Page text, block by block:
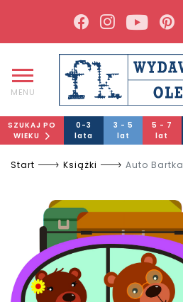
MENU
SZUKAJ PO
WIEKU
0-3
lata
3 - 5
lat
5 - 7
lat
Start Książki Auto Bartka